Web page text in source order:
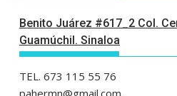
Benito Juárez #617_2 Col.
Guamúchil. Sinaloa
TEL. 673 115 55 76
pahermn@gmail.com